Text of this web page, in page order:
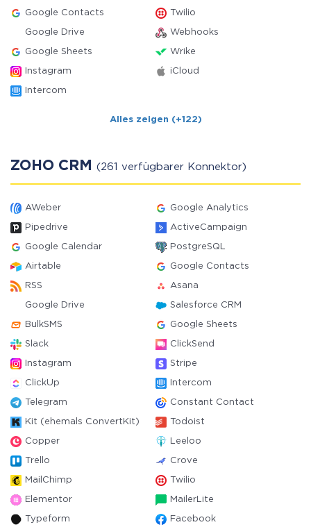
Google Contacts Twilio
Google Drive Webhooks
Google Sheets Wrike
Instagram iCloud
Intercom
Alles zeigen (+122)
ZOHO CRM (261 verfügbarer Konnektor)
AWeber Google Analytics
Pipedrive ActiveCampaign
Google Calendar PostgreSQL
Airtable Google Contacts
RSS Asana
Google Drive Salesforce CRM
BulkSMS Google Sheets
Slack ClickSend
Instagram Stripe
ClickUp Intercom
Telegram Constant Contact
Kit (ehemals ConvertKit) Todoist
Copper Leeloo
Trello Crove
MailChimp Twilio
Elementor MailerLite
Typeform Facebook